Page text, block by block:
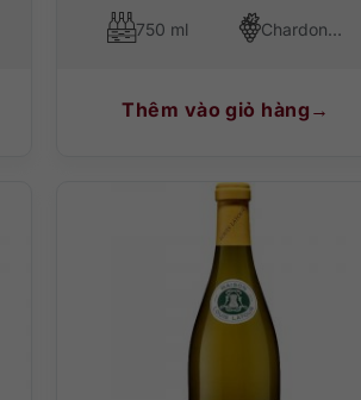
750 ml Chardonnay
Thêm vào giỏ hàng